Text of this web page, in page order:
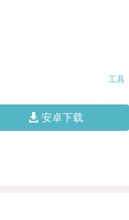
工具
安卓下载